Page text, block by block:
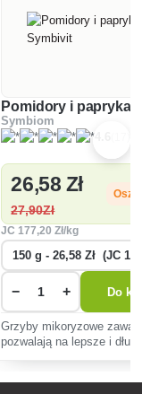
Pomidory i papryka
Symbiom
26,58 Zł
27,90Zł
JC177,20 Zł/kg
− + Do
Grzyby mikoryzowe
pozwalają na lepsze i